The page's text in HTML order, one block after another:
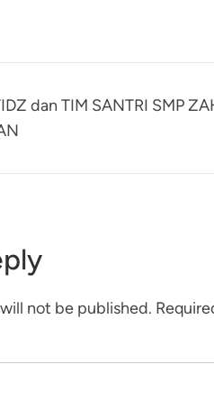
dan TIM SANTRI SMP
not be published.